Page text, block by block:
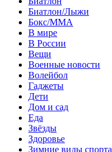
Биатлон/Лыжи
Бокс/MMA
В мире
В России
Вещи
Военные новости
Волейбол
Гаджеты
Дети
Дом и сад
Еда
Звёзды
Здоровье
Зимние виды спорта